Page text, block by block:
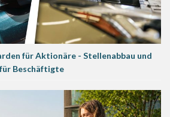
für Aktionäre - Stellenabbau und
Beschäftigte